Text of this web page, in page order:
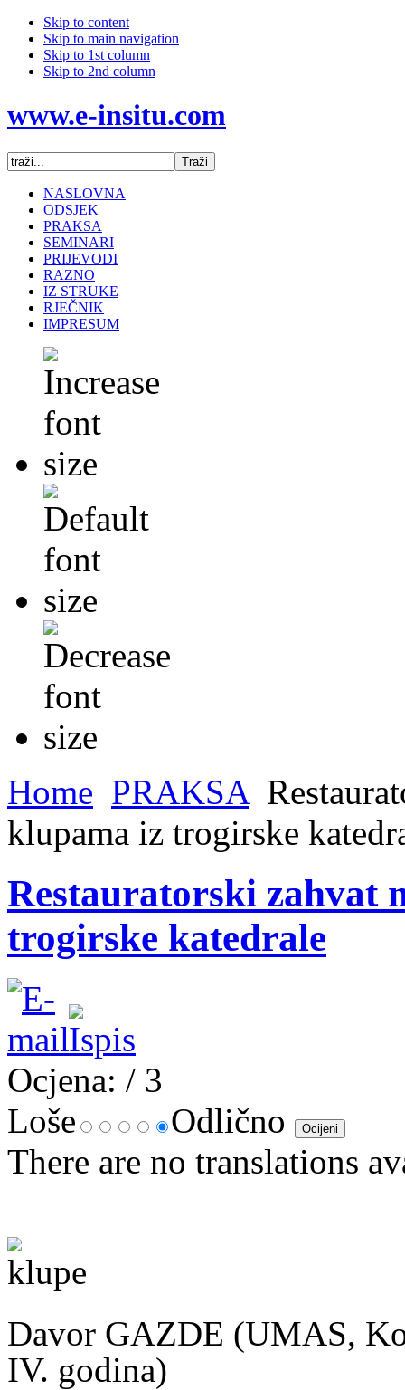
Skip to content
Skip to main navigation
Skip to 1st column
Skip to 2nd column
www.e-insitu.com
NASLOVNA
ODSJEK
PRAKSA
SEMINARI
PRIJEVODI
RAZNO
IZ STRUKE
RJEČNIK
IMPRESUM
Home PRAKSA
klupama iz trogirske
Restauratorski zahvat
trogirske katedrale
Ocjena: / 3
Loše
Odlično
There are no translations
Davor GAZDE (UMAS,
IV. godina)